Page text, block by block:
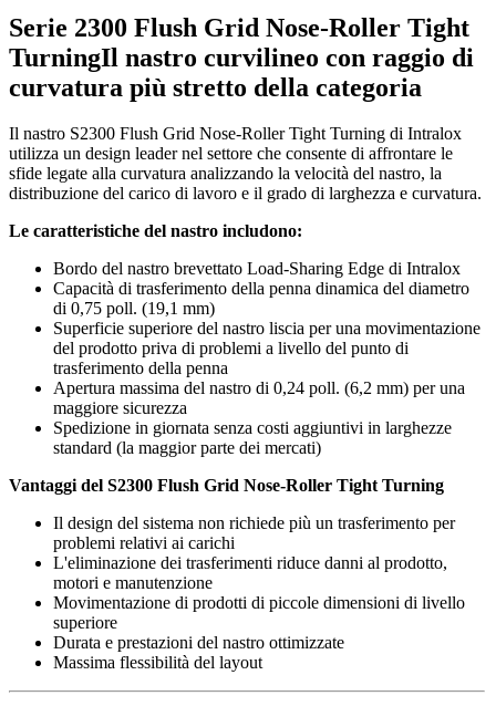
Serie 2300 Flush Grid Nose-Roller Tight
TurningIl nastro curvilineo con raggio di
curvatura più stretto della categoria
Il nastro S2300 Flush Grid Nose-Roller Tight Turning di Intralox
utilizza un design leader nel settore che consente di affrontare le
sfide legate alla curvatura analizzando la velocità del nastro, la
distribuzione del carico di lavoro e il grado di larghezza e curvatura.
Le caratteristiche del nastro includono:
Bordo del nastro brevettato Load-Sharing Edge di Intralox
Capacità di trasferimento della penna dinamica del diametro
di 0,75 poll. (19,1 mm)
Superficie superiore del nastro liscia per una movimentazione
del prodotto priva di problemi a livello del punto di
trasferimento della penna
Apertura massima del nastro di 0,24 poll. (6,2 mm) per una
maggiore sicurezza
Spedizione in giornata senza costi aggiuntivi in larghezze
standard (la maggior parte dei mercati)
Vantaggi del S2300 Flush Grid Nose-Roller Tight Turning
Il design del sistema non richiede più un trasferimento per
problemi relativi ai carichi
L'eliminazione dei trasferimenti riduce danni al prodotto,
motori e manutenzione
Movimentazione di prodotti di piccole dimensioni di livello
superiore
Durata e prestazioni del nastro ottimizzate
Massima flessibilità del layout